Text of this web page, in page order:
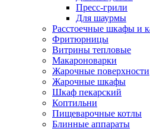
Пресс-грили
Для шаурмы
Расстоечные шкафы и
Фритюрницы
Витрины тепловые
Макароноварки
Жарочные поверхности
Жарочные шкафы
Шкаф пекарский
Коптильни
Пищеварочные котлы
Блинные аппараты